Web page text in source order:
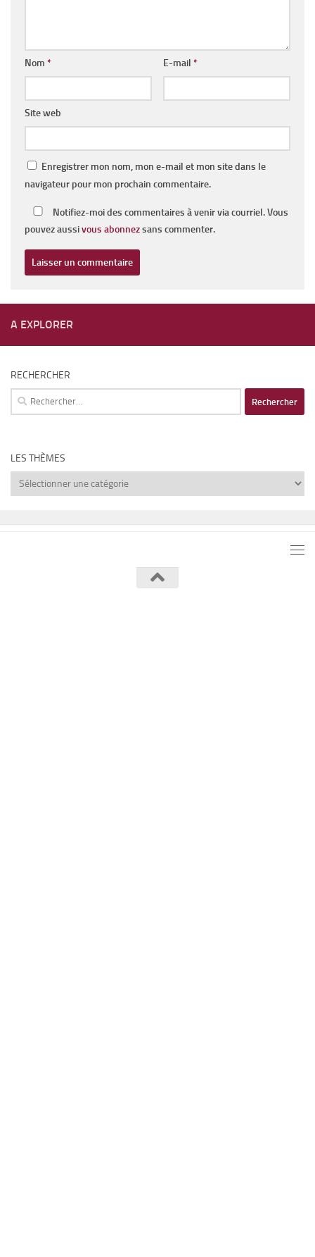
Nom * E-mail *
Site web
Enregistrer mon nom, mon e-mail et mon site dans le
navigateur pour mon prochain commentaire.
Notifiez-moi des commentaires à venir via courriel. Vous
pouvez aussivous abonnezsans commenter.
A EXPLORER
RECHERCHER
Rechercher :
LES THÈMES
Les
thèmes